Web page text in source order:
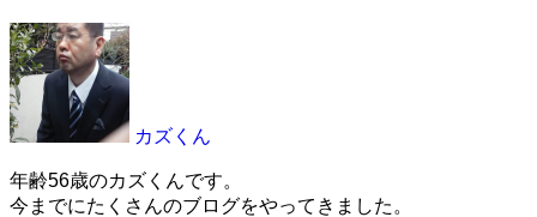
カズくん
年齢56歳のカズくんです。
今までにたくさんのブログをやってきました。